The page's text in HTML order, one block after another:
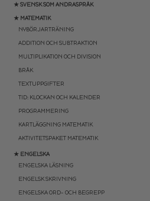
★ SVENSK SOM ANDRASPRÅK
★ MATEMATIK
NYBÖRJARTRÄNING
ADDITION OCH SUBTRAKTION
MULTIPLIKATION OCH DIVISION
BRÅK
TEXTUPPGIFTER
TID: KLOCKAN OCH KALENDER
PROGRAMMERING
KARTLÄGGNING MATEMATIK
AKTIVITETSPAKET MATEMATIK
★ ENGELSKA
ENGELSKA LÄSNING
ENGELSK SKRIVNING
ENGELSKA ORD- OCH BEGREPP